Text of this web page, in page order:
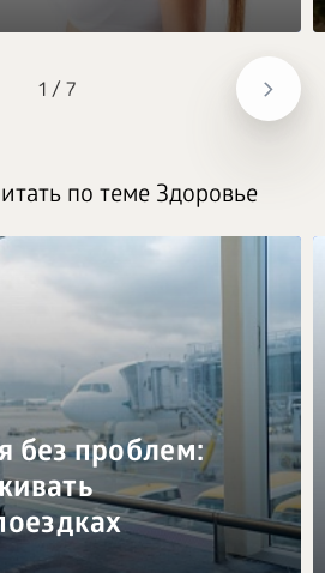
1 / 7
по теме Здоровье
без проблем: